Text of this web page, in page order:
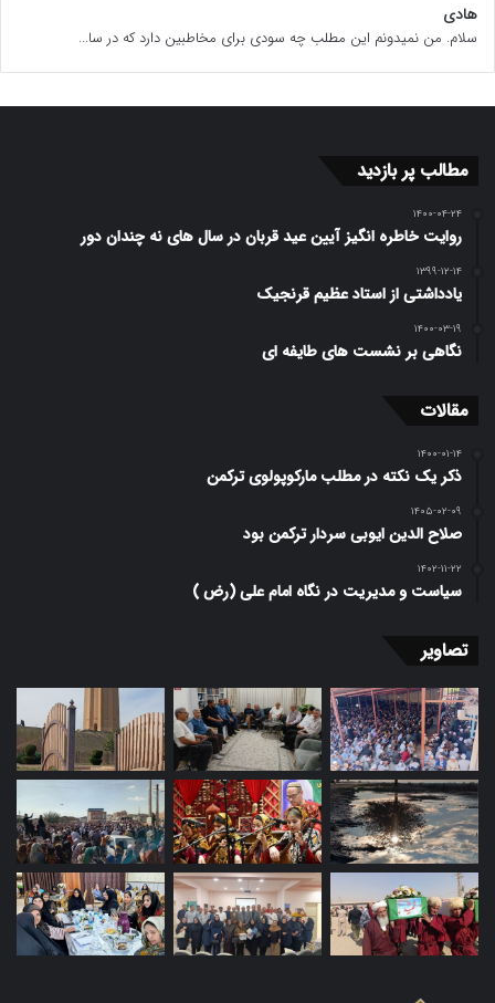
هادی
سلام. من نمیدونم این مطلب چه سودی برای مخاطبین دارد که در سا...
مطالب پر بازدید
۱۴۰۰-۰۴-۲۴
روایت خاطره انگیز آیین عید قربان در سال های نه چندان دور
۱۳۹۹-۱۲-۱۴
یادداشتی از استاد عظیم قرنجیک
۱۴۰۰-۰۳-۱۹
نگاهی بر نشست های طایفه ای
مقالات
۱۴۰۰-۰۱-۱۴
ذکر یک نکته در مطلب مارکوپولوی ترکمن
۱۴۰۵-۰۲-۰۹
صلاح الدین ایوبی سردار ترکمن بود
۱۴۰۲-۱۱-۲۲
سیاست و مدیریت در نگاه امام علی (رض )
تصاویر